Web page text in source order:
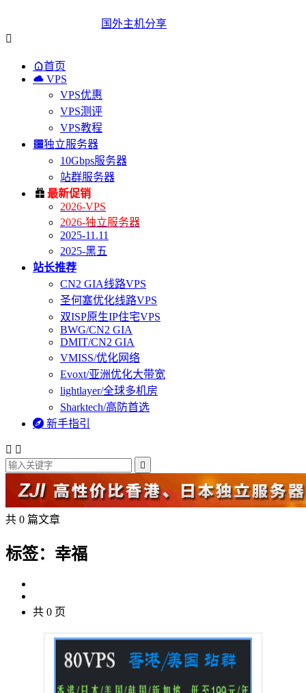
国外主机分享

首页
 VPS
VPS优惠
VPS测评
VPS教程
独立服务器
10Gbps服务器
站群服务器
 最新促销
2026-VPS
2026-独立服务器
2025-11.11
2025-黑五
站长推荐
CN2 GIA线路VPS
圣何塞优化线路VPS
双ISP原生IP住宅VPS
BWG/CN2 GIA
DMIT/CN2 GIA
VMISS/优化网络
Evoxt/亚洲优化大带宽
lightlayer/全球多机房
Sharktech/高防首选
 新手指引
 

共 0 篇文章
标签：幸福
共 0 页